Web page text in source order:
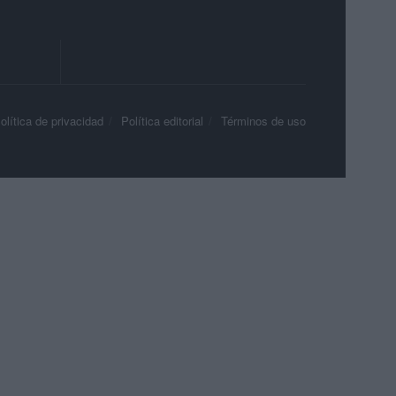
de privacidad Política editorial Términos de uso